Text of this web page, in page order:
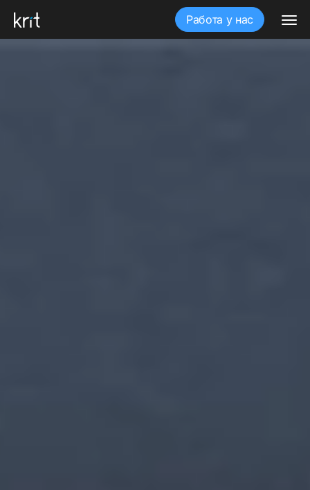
Работа у нас